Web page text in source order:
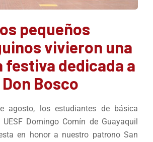
pequeños
vivieron una
festiva dedicada a
Don Bosco
agosto, los estudiantes de básica
Domingo Comín de Guayaquil
en honor a nuestro patrono San